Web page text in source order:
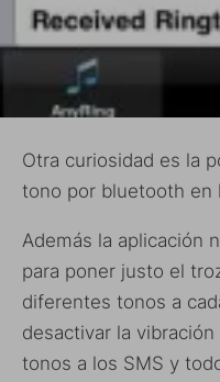
Otra curiosidad es la
tono por bluetooth en
Además la aplicación
para poner justo el
diferentes tonos a
desactivar la
tonos a los SMS y